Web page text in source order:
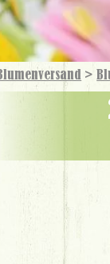
Blumenversand >
24